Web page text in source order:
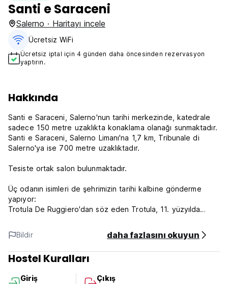
Santi e Saraceni
Salerno · Haritayı incele
Ücretsiz WiFi
Ücretsiz iptal için 4 günden daha öncesinden rezervasyon
yaptırın.
Hakkında
Santi e Saraceni, Salerno'nun tarihi merkezinde, katedrale
sadece 150 metre uzaklıkta konaklama olanağı sunmaktadır.
Santi e Saraceni, Salerno Limanı'na 1,7 km, Tribunale di
Salerno'ya ise 700 metre uzaklıktadır.
Tesiste ortak salon bulunmaktadır.
Üç odanın isimleri de şehrimizin tarihi kalbine gönderme
yapıyor:
Trotula De Ruggiero'dan söz eden Trotula, 11. yüzyılda
Arapça'da kutsal dağ anlamına gelen Gelbison, Cilento'nun
dördüncü en yüksek dağı olan Subappennine'de bir dağdır;
Trofimena, adını 9. yüzyılda kutsal emanetlerin nakledildiği
Lombard kilisesinin adandığı azizden alır (bugün hala açıktır
Bildir daha fazlasını okuyun
Hostel Kuralları
Giriş
Çıkış